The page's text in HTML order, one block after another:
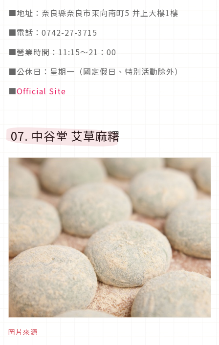
■地址：奈良縣奈良市東向南町5 井上大樓1樓
■電話：0742-27-3715
■營業時間：11:15～21：00
■公休日：星期一（國定假日、特別活動除外）
■Official Site
07. 中谷堂 艾草麻糬
圖片來源